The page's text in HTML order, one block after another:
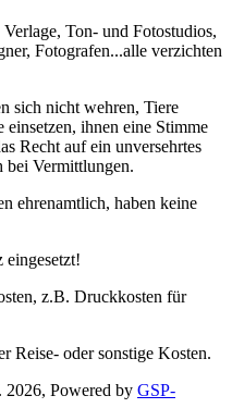
Ton- und Fotostudios,
Fotografen...alle verzichten
sich nicht wehren, Tiere
ihnen eine Stimme
Recht auf ein unversehrtes
bei Vermittlungen.
ehrenamtlich, haben keine
eingesetzt!
z.B. Druckkosten für
Reise- oder sonstige Kosten.
Powered by GSP-